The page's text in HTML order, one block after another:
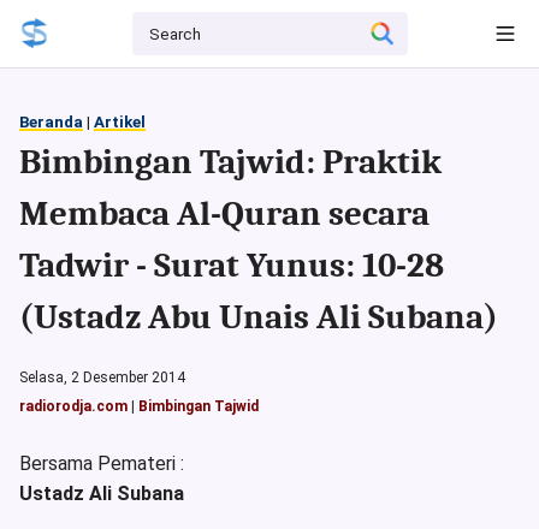
Beranda | Artikel
Bimbingan Tajwid: Praktik
Membaca Al-Quran secara
Tadwir - Surat Yunus: 10-28
(Ustadz Abu Unais Ali Subana)
Selasa, 2 Desember 2014
radiorodja.com
Bimbingan Tajwid
Bersama Pemateri :
Ustadz Ali Subana